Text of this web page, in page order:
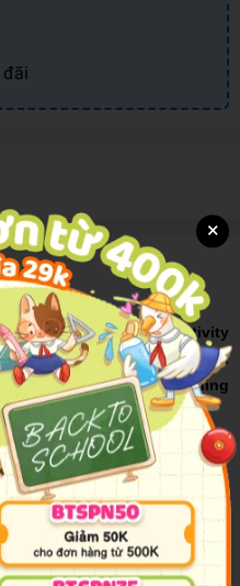
đãi
2+: Preschool Activity
Ages 2, 3, 4: Boost
Coloring, Matching
should be fun!
stickers, and a wipe-clean
×